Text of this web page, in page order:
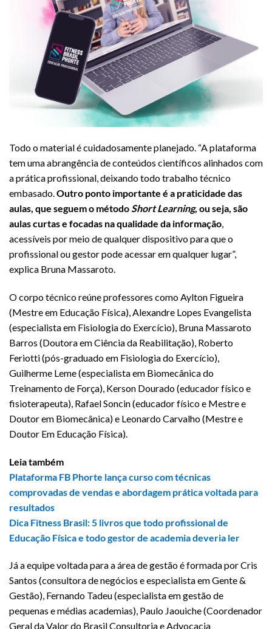
Todo o material é cuidadosamente planejado. “A plataforma
tem uma abrangência de conteúdos científicos alinhados com
a prática profissional, deixando todo trabalho técnico
embasado.Outro ponto importante é a praticidade das
aulas, que seguem o métodoShort Learning, ou seja, são
aulas curtas e focadas na qualidade da informação,
acessíveis por meio de qualquer dispositivo para que o
profissional ou gestor pode acessar em qualquer lugar”,
explica Bruna Massaroto.
O corpo técnico reúne professores como Aylton Figueira
(Mestre em Educação Física), Alexandre Lopes Evangelista
(especialista em Fisiologia do Exercício), Bruna Massaroto
Barros (Doutora em Ciência da Reabilitação), Roberto
Feriotti (pós-graduado em Fisiologia do Exercício),
Guilherme Leme (especialista em Biomecânica do
Treinamento de Força), Kerson Dourado (educador físico e
fisioterapeuta), Rafael Soncin (educador físico e Mestre e
Doutor em Biomecânica) e Leonardo Carvalho (Mestre e
Doutor Em Educação Física).
Leia também
Plataforma FB Phorte lança curso com técnicas
comprovadas de vendas e abordagem prática voltada para
resultados
Dica Fitness Brasil: 5 livros que todo profissional de
Educação Física e todo gestor de academia deveria ler
Já a equipe voltada para a área de gestão é formada por Cris
Santos (consultora de negócios e especialista em Gente &
Gestão), Fernando Tadeu (especialista em gestão de
pequenas e médias academias), Paulo Jaouiche (Coordenador
Geral da Valor do Brasil Consultoria e Advocacia